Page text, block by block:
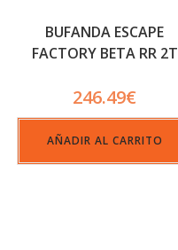
BUFANDA ESCAPE
FACTORY BETA RR 2T
246.49€
AÑADIR AL CARRITO